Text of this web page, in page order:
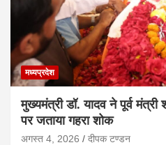
मध्यप्रदेश
मुख्यमंत्री डॉ. यादव ने पूर्व
पर जताया गहरा शोक
अगस्त 4, 2026 दीपक टण्‍डन